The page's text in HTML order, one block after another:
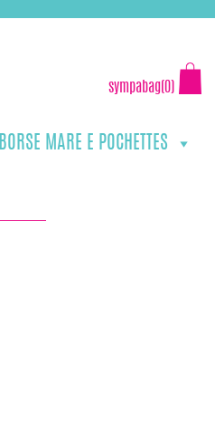
sympabag(0)
BORSE MARE E POCHETTES